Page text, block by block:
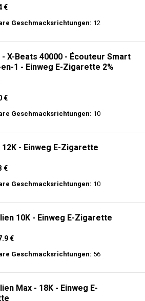
€
Geschmacksrichtungen: 12
X-Beats 40000 - Écouteur Smart
1 - Einweg E-Zigarette 2%
€
Geschmacksrichtungen: 10
- Einweg E-Zigarette
€
Geschmacksrichtungen: 10
10K - Einweg E-Zigarette
€
Geschmacksrichtungen: 56
Max - 18K - Einweg E-